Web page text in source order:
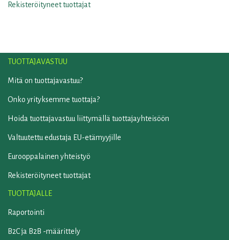
Rekisteröityneet tuottajat
TUOTTAJAVASTUU
Mitä on tuottajavastuu?
Onko yrityksemme tuottaja?
Hoida tuottajavastuu liittymällä tuottajayhteisöön
Valtuutettu edustaja EU-etämyyjille
Eurooppalainen yhteistyö
Rekisteröityneet tuottajat
TUOTTAJALLE
Raportointi
B2C ja B2B -määrittely